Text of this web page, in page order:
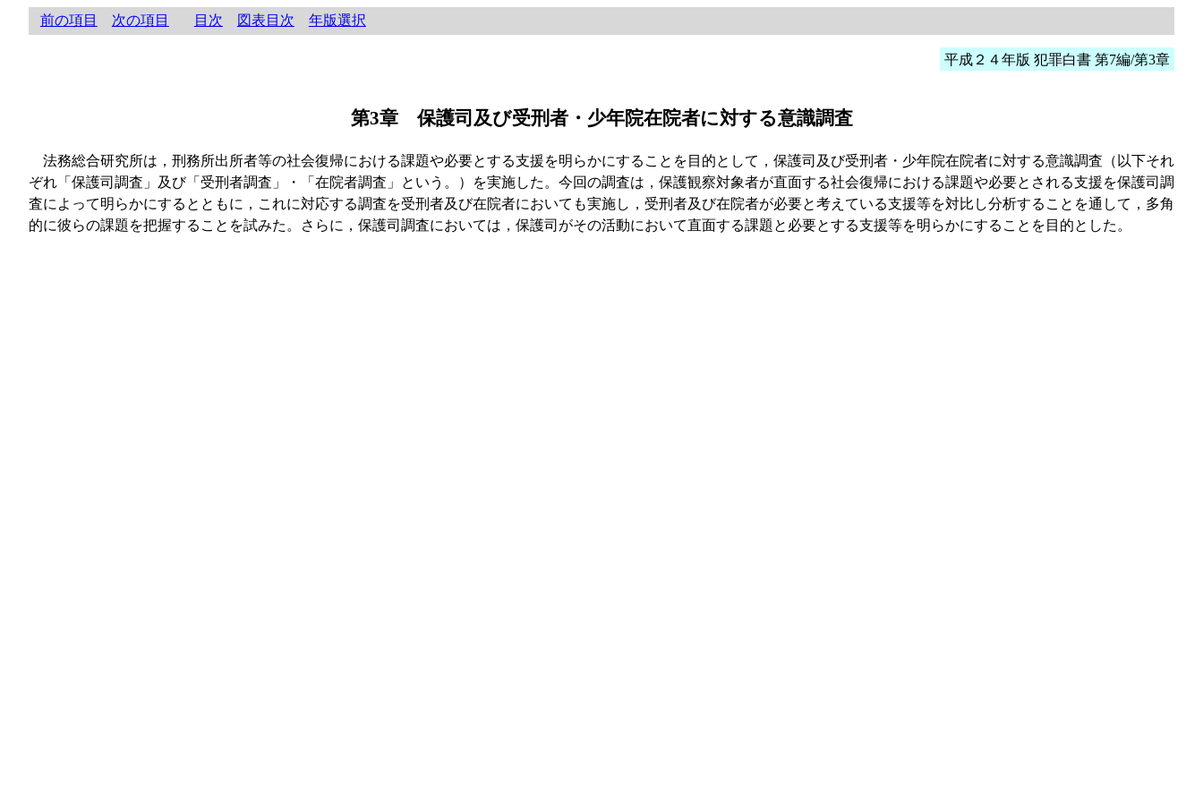
前の項目 次の項目 目次 図表目次 年版選択
平成２４年版 犯罪白書 第7編/第3章
第3章 保護司及び受刑者・少年院在院者に対する意識調査
法務総合研究所は，刑務所出所者等の社会復帰における課題や必要とする支援を明らかにすることを目的として，保護司及び受刑者・少年院在院者に対する意識調査（以下それ
ぞれ「保護司調査」及び「受刑者調査」・「在院者調査」という。）を実施した。今回の調査は，保護観察対象者が直面する社会復帰における課題や必要とされる支援を保護司調
査によって明らかにするとともに，これに対応する調査を受刑者及び在院者においても実施し，受刑者及び在院者が必要と考えている支援等を対比し分析することを通して，多角
的に彼らの課題を把握することを試みた。さらに，保護司調査においては，保護司がその活動において直面する課題と必要とする支援等を明らかにすることを目的とした。